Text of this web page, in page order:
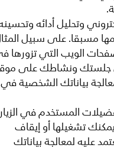
وتحليل أدائه
مسبقا. على سبيل
الويب التي تزورها
جلستك ونشاطك على
بياناتك الشخصية
المستخدم في
تشغيلها أو إيقاف
عليه لمعالجة بياناتك